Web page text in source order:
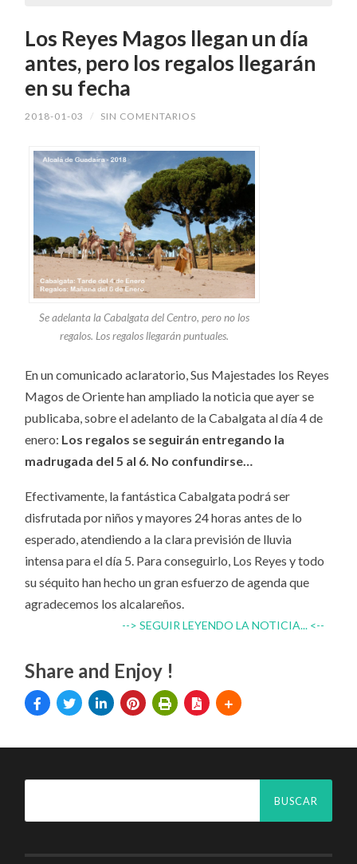
Los Reyes Magos llegan un día
antes, pero los regalos llegarán
en su fecha
2018-01-03 / SIN COMENTARIOS
Se adelanta la Cabalgata del Centro, pero no los
regalos. Los regalos llegarán puntuales.
En un comunicado aclaratorio, Sus Majestades los Reyes
Magos de Oriente han ampliado la noticia que ayer se
publicaba, sobre el adelanto de la Cabalgata al día 4 de
enero: Los regalos se seguirán entregando la
madrugada del 5 al 6. No confundirse…
Efectivamente, la fantástica Cabalgata podrá ser
disfrutada por niños y mayores 24 horas antes de lo
esperado, atendiendo a la clara previsión de lluvia
intensa para el día 5. Para conseguirlo, Los Reyes y todo
su séquito han hecho un gran esfuerzo de agenda que
agradecemos los alcalareños.
--> SEGUIR LEYENDO LA NOTICIA... <--
Share and Enjoy !